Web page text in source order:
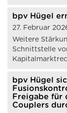
bpv Hügel
27. Februar
Weitere
Schnittstelle
bpv Hügel
Freigabe für
Couplers